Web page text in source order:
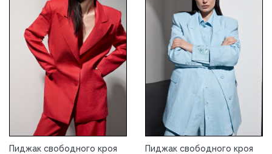
Пиджак свободного кроя Пиджак свободного кроя